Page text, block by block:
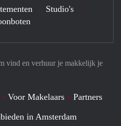
vind en verhuur je makkelijk je
Voor Makelaars
Partners
in Amsterdam
Studio's